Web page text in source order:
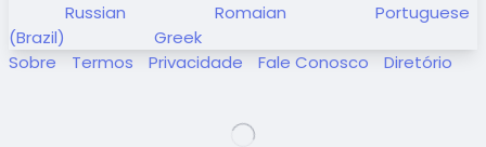
Russian
Romaian
Portuguese
(Brazil)
Greek
Sobre
Termos Privacidade Fale Conosco Diretório